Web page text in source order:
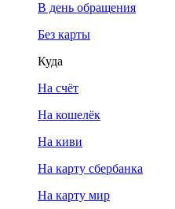
В день обращения
Без карты
Куда
На счёт
На кошелёк
На киви
На карту сбербанка
На карту мир